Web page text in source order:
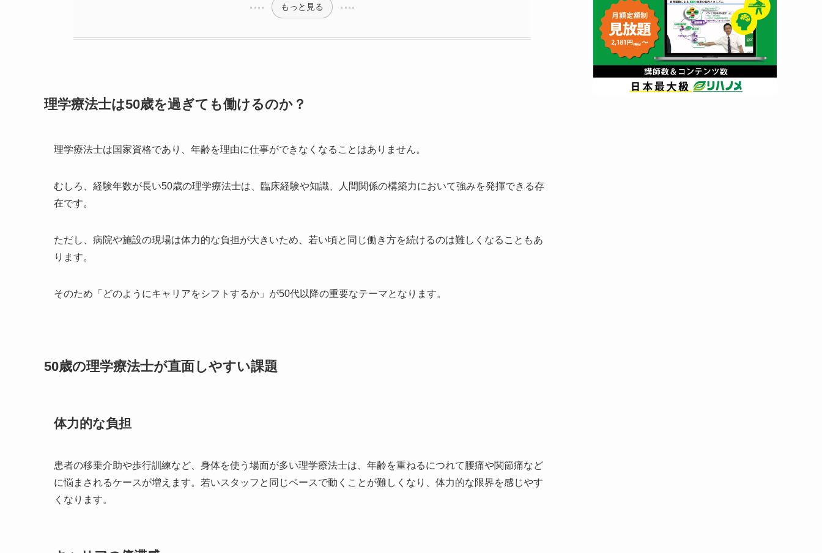
もっと見る
理学療法士は50歳を過ぎても働けるのか？
理学療法士は国家資格であり、年齢を理由に仕事ができなくなることはありません。
むしろ、経験年数が長い50歳の理学療法士は、臨床経験や知識、人間関係の構築力において強みを発揮できる存
在です。
ただし、病院や施設の現場は体力的な負担が大きいため、若い頃と同じ働き方を続けるのは難しくなることもあ
ります。
そのため「どのようにキャリアをシフトするか」が50代以降の重要なテーマとなります。
50歳の理学療法士が直面しやすい課題
体力的な負担
患者の移乗介助や歩行訓練など、身体を使う場面が多い理学療法士は、年齢を重ねるにつれて腰痛や関節痛など
に悩まされるケースが増えます。若いスタッフと同じペースで動くことが難しくなり、体力的な限界を感じやす
くなります。